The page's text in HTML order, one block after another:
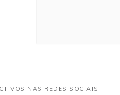
NAS REDES SOCIAIS